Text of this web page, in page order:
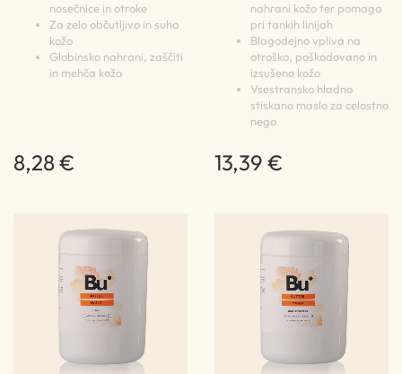
nosečnice in otroke
Za zelo občutljivo in suho
kožo
Globinsko nahrani, zaščiti
in mehča kožo
8,28 €
nahrani kožo ter pomaga
pri tankih linijah
Blagodejno vpliva na
otroško, poškodovano in
izsušeno kožo
Vsestransko hladno
stiskano maslo za celostno
nego
13,39 €